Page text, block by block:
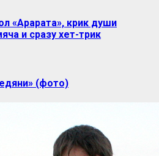
«Арарата», крик души
и сразу хет-трик
(фото)